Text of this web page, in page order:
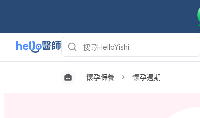
懷孕保養 懷孕週期